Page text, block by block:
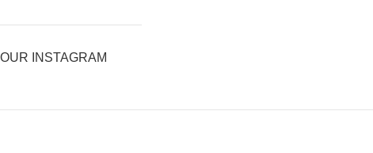
OUR INSTAGRAM